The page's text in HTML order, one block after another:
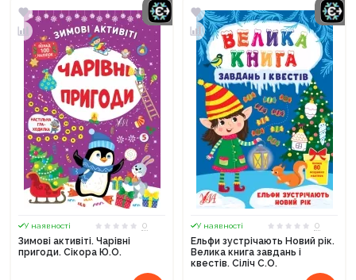
У наявності
0
Зимові активіті. Чарівні
пригоди. Сікора Ю.О.
У наявності
0
Ельфи зустрічають Новий рік.
Велика книга завдань і
квестів. Сіліч С.О.